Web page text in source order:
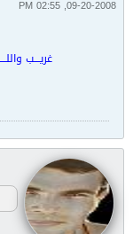
09-20-2008, 02:55 PM
غريـــب